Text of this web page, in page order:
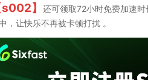
s002】
还可领取72小时免费加速
，让快乐不再被卡顿打扰 。